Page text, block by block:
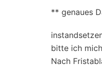
** genaues
bitte ich
Nach